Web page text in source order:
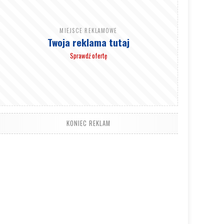
MIEJSCE REKLAMOWE
Twoja reklama tutaj
Sprawdź ofertę
KONIEC REKLAM